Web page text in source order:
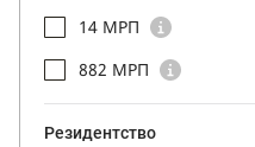
14 МРП
882 МРП
Резидентство